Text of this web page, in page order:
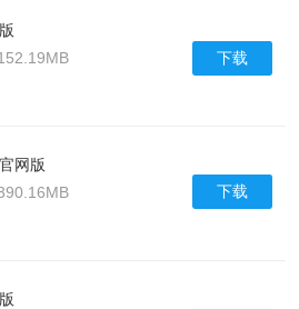
下载
网版
下载